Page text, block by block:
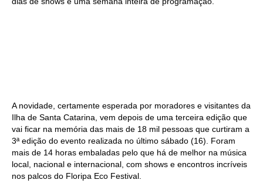
A novidade, certamente esperada por moradores e visitantes da
Ilha de Santa Catarina, vem depois de uma terceira edição que
vai ficar na memória das mais de 18 mil pessoas que curtiram a
3ª edição do evento realizada no último sábado (16). Foram
mais de 14 horas embaladas pelo que há de melhor na música
local, nacional e internacional, com shows e encontros incríveis
nos palcos do Floripa Eco Festival.